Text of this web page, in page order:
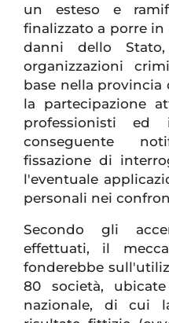
un esteso e
finalizzato a porre
danni dello
organizzazioni
base nella provincia
la partecipazione
professionisti ed
conseguente
fissazione di
l'eventuale
personali nei
Secondo gli
effettuati, il
fonderebbe
80 società,
nazionale, di cui